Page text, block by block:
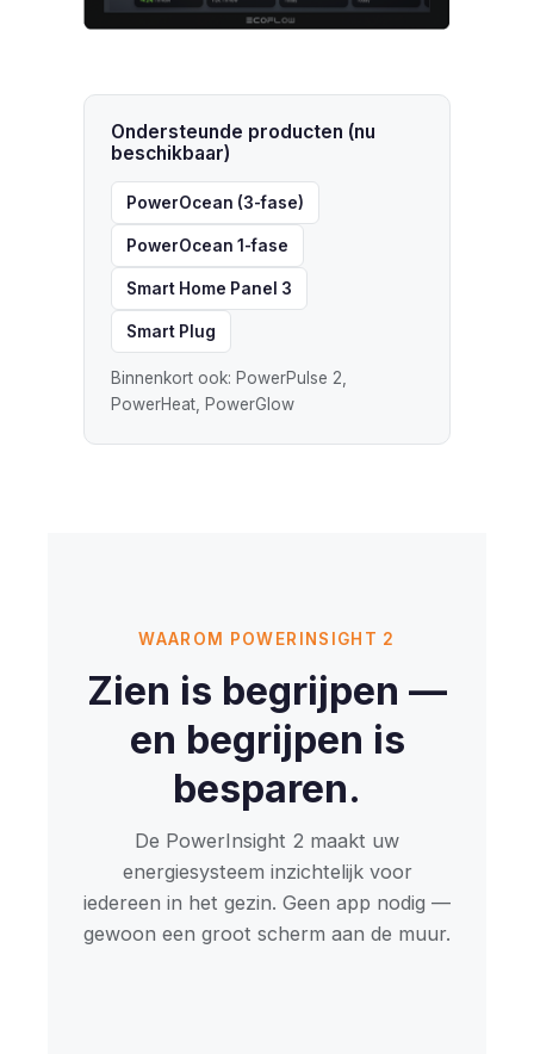
Ondersteunde producten (nu
beschikbaar)
PowerOcean (3-fase)
PowerOcean 1-fase
Smart Home Panel 3
Smart Plug
Binnenkort ook: PowerPulse 2,
PowerHeat, PowerGlow
WAAROM POWERINSIGHT 2
Zien is begrijpen —
en begrijpen is
besparen.
De PowerInsight 2 maakt uw
energiesysteem inzichtelijk voor
iedereen in het gezin. Geen app nodig —
gewoon een groot scherm aan de muur.